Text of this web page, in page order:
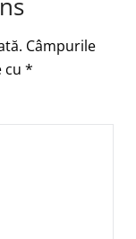
Câmpurile
cu *